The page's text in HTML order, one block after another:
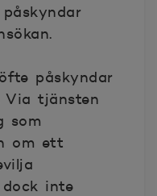
påskyndar
Via tjänsten
som
om ett
inte